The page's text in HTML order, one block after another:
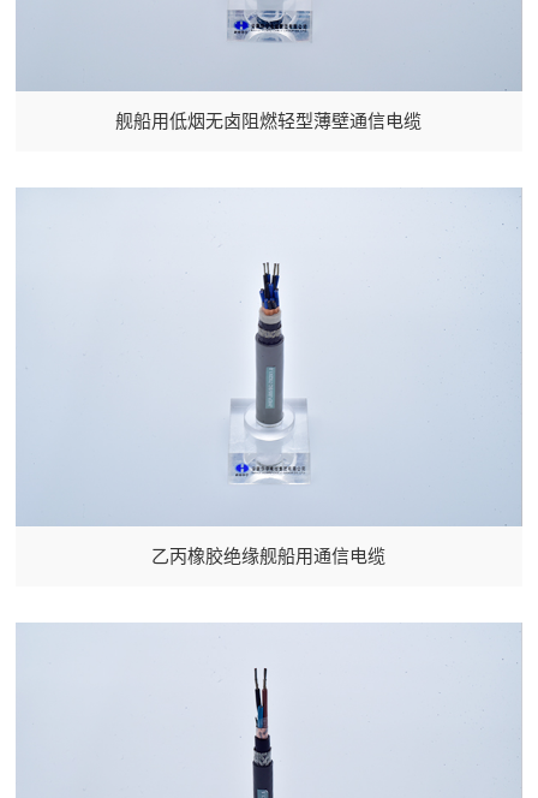
舰船用低烟无卤阻燃轻型薄壁通信电缆
乙丙橡胶绝缘舰船用通信电缆